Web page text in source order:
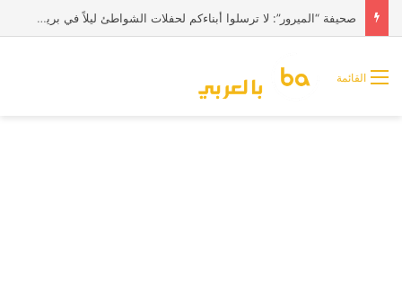
صحيفة “الميرور”: لا ترسلوا أبناءكم لحفلات الشواطئ ليلاً في بريطانيا
القائمة